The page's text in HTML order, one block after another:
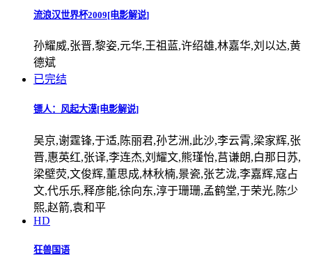
流浪汉世界杯2009[电影解说]
孙耀威,张晋,黎姿,元华,王祖蓝,许绍雄,林嘉华,刘以达,黄
德斌
已完结
镖人：风起大漠[电影解说]
吴京,谢霆锋,于适,陈丽君,孙艺洲,此沙,李云霄,梁家辉,张
晋,惠英红,张译,李连杰,刘耀文,熊瑾怡,莒谦朗,白那日苏,
梁壁荧,文俊辉,董思成,林秋楠,景瓷,张艺泷,李嘉辉,寇占
文,代乐乐,释彦能,徐向东,淳于珊珊,孟鹤堂,于荣光,陈少
熙,赵箭,袁和平
HD
狂兽国语